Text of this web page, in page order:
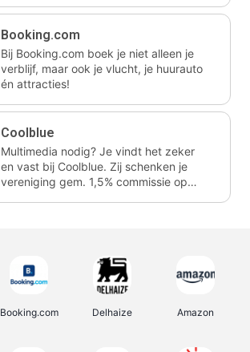
Booking.com
Bij Booking.com boek je niet alleen je
verblijf, maar ook je vlucht, je huurauto
én attracties!
Coolblue
Multimedia nodig? Je vindt het zeker
en vast bij Coolblue. Zij schenken je
vereniging gem. 1,5% commissie op
Booking.com Delhaize Amazon